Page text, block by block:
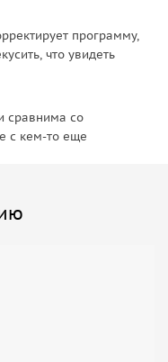
программу,
что увидеть
сравнима со
с кем-то еще